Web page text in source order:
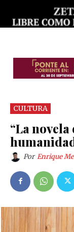
CULTURA
“La
Por Enrique